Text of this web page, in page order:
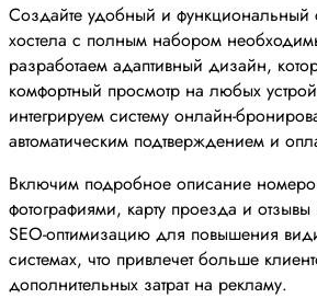
Создайте удобный и функциональный
хостела с полным набором
разработаем адаптивный дизайн,
комфортный просмотр на любых
интегрируем систему онлайн-
автоматическим подтверждением и
Включим подробное описание
фотографиями, карту проезда и отзывы
SEO-оптимизацию для повышения
системах, что привлечет больше
дополнительных затрат на рекламу.